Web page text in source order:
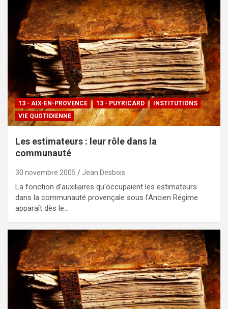
13 - AIX-EN-PROVENCE 13 - PUYRICARD
INSTITUTIONS
VIE QUOTIDIENNE
Les estimateurs : leur rôle dans la
communauté
30 novembre 2005 Jean Desbois
La fonction d'auxiliaires qu'occupaient les estimateurs
dans la communauté provençale sous l'Ancien Régime
apparaît dès le…